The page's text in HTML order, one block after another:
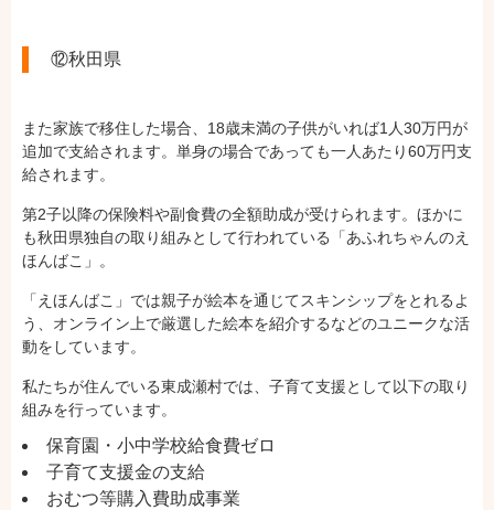
⑫秋田県
また家族で移住した場合、18歳未満の子供がいれば1人30万円が
追加で支給されます。単身の場合であっても一人あたり60万円支
給されます。
第2子以降の保険料や副食費の全額助成が受けられます。ほかに
も秋田県独自の取り組みとして行われている「あふれちゃんのえ
ほんばこ」。
「えほんばこ」では親子が絵本を通じてスキンシップをとれるよ
う、オンライン上で厳選した絵本を紹介するなどのユニークな活
動をしています。
私たちが住んでいる東成瀬村では、子育て支援として以下の取り
組みを行っています。
保育園・小中学校給食費ゼロ
子育て支援金の支給
おむつ等購入費助成事業